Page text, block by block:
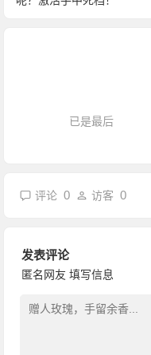
已是最后
评论0 访客0
发表评论
匿名网友 填写信息